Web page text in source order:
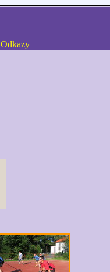
Odkazy